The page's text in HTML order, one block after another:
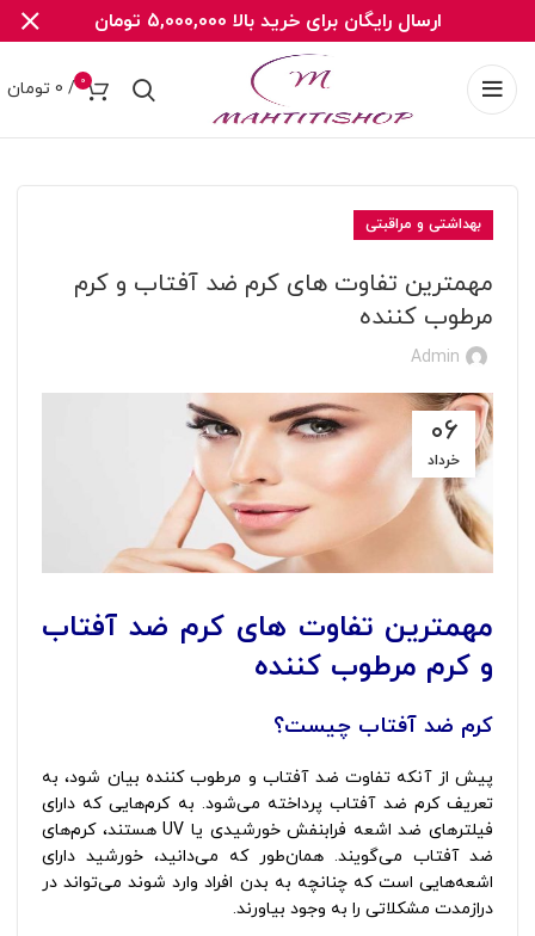
0
/
0 تومان
بهداشتی و مراقبتی
مهمترین تفاوت های کرم ضد آفتاب و کرم
مرطوب کننده
Admin
۰۶
خرداد
مهمترین تفاوت های کرم ضد آفتاب
و کرم مرطوب کننده
کرم ضد آفتاب چیست؟
پیش از آنکه تفاوت ضد آفتاب و مرطوب کننده بیان شود، به
تعریف کرم ضد آفتاب پرداخته می‌شود. به کرم‌هایی که دارای
فیلترهای ضد اشعه فرابنفش خورشیدی یا UV هستند، کرم‌های
ضد آفتاب می‌گویند. همان‌طور که می‌دانید، خورشید دارای
اشعه‌هایی است که چنانچه به بدن افراد وارد شوند می‌تواند در
درازمدت مشکلاتی را به وجود بیاورند.
ارسال رایگان برای خرید بالا 5,000,000 تومان